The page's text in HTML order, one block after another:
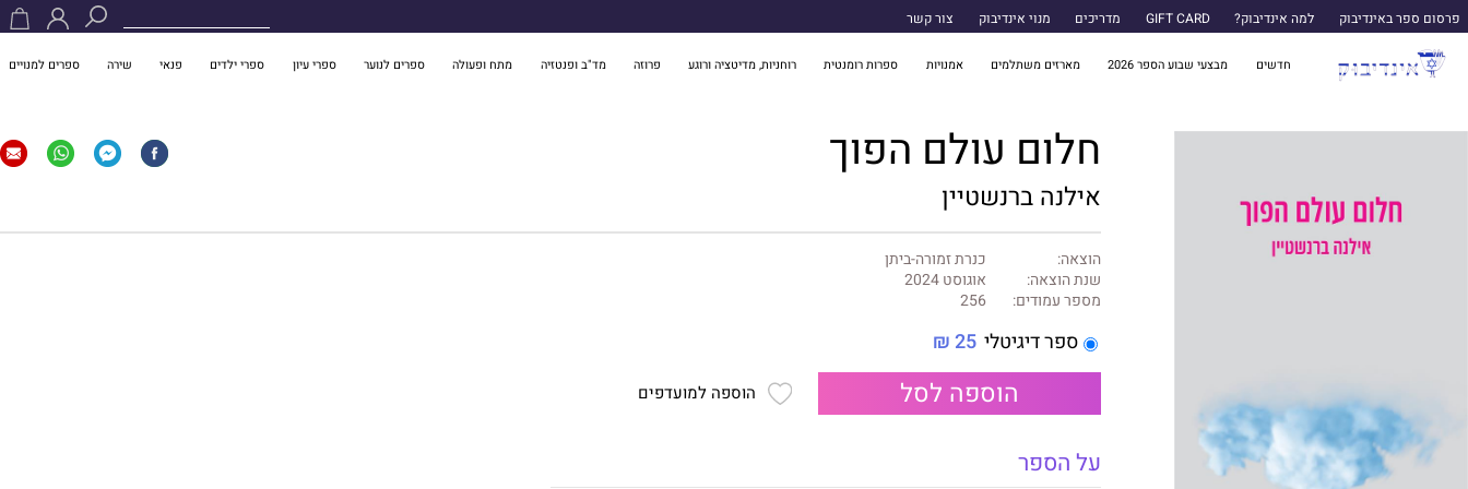
פרסום ספר באינדיבוק למה אינדיבוק? GIFT CARD מדריכים מנוי אינדיבוק צור קשר
חדשים מבצעי שבוע הספר 2026 מארזים משתלמים אמנויות ספרות רומנטית רוחניות, מדיטציה ורוגע פרוזה מד"ב ופנטזיה מתח ופעולה ספרים לנוער ספרי עיון ספרי ילדים פנאי שירה ספרים למנויים
חלום עולם הפוך
אילנה ברנשטיין
הוצאה:
כנרת זמורה-ביתן
שנת הוצאה:
אוגוסט 2024
מספר עמודים:
256
ספר דיגיטלי 25 ₪
הוספה לסל הוספה למועדפים
על הספר